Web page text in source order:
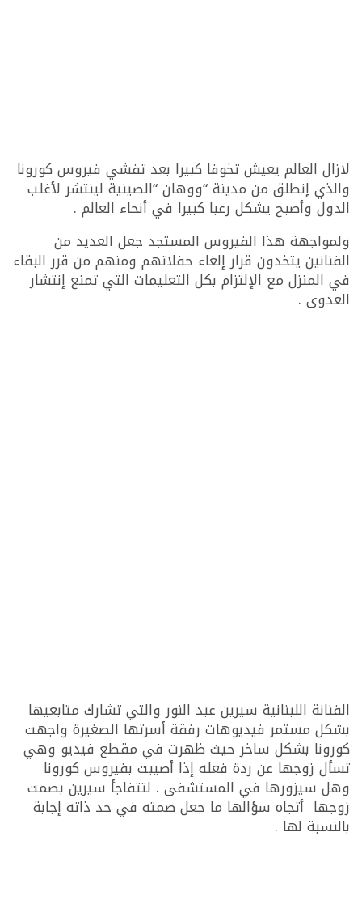
لازال العالم يعيش تخوفا كبيرا بعد تفشي فيروس كورونا
والذي إنطلق من مدينة “ووهان “الصينية لينتشر لأغلب
الدول وأصبح يشكل رعبا كبيرا في أنحاء العالم .
ولمواجهة هذا الفيروس المستجد جعل العديد من
الفنانين يتخدون قرار إلغاء حفلاتهم ومنهم من قرر البقاء
في المنزل مع الإلتزام بكل التعليمات التي تمنع إنتشار
العدوى .
الفنانة اللبنانية سيرين عبد النور والتي تشارك متابعيها
بشكل مستمر فيديوهات رفقة أسرتها الصغيرة واجهت
كورونا بشكل ساخر حيث ظهرت في مقطع فيديو وهي
تسأل زوجها عن ردة فعله إذا أصيبت بفيروس كورونا
وهل سيزورها في المستشفى . لتتفاجأ سيرين بصمت
زوجها أتجاه سؤالها ما جعل صمته في حد ذاته إجابة
بالنسبة لها .